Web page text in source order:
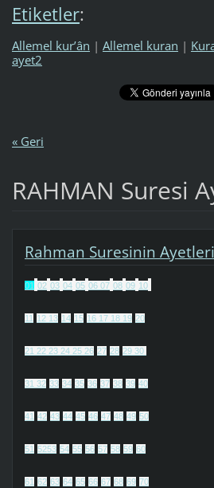
Etiketler:
Allemel kur’ân | Allemel kuran |
ayet2
« Geri
RAHMAN Suresi
Rahman Suresinin Ayetleri
01 02 03 04 05 0607 08 09 10
11 12 13 14 15 161718 19 20
21 222324 2526 27 28 2930
31 32 33 34 35 36 37 38 39 40
41 42 43 44 45 46 47 48 49 50
51 5253 54 55 56 57 58 59 60
61 62 63 64 65 66 67 68 69 70